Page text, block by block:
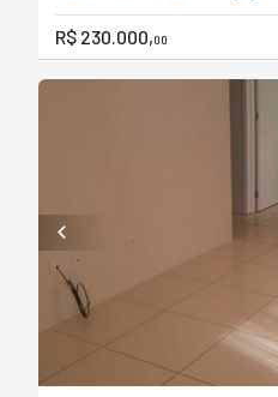
R$ 230.000,00